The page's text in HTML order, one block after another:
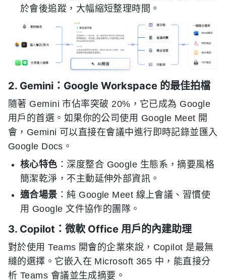
於會後追蹤，大幅縮短整理時間。
2. Gemini：Google Workspace 的最佳拍檔
隨著 Gemini 市佔率突破 20%，它已成為 Google
用戶的首選。如果你的公司使用 Google Meet 開
會，Gemini 可以直接在會議中進行即時記錄並匯入
Google Docs。
核心特色 ：深度整合 Google 生態系，摘要風格
簡潔乾淨，不主動延伸外部資訊。
適合場景 ：純 Google Meet 線上會議、習慣使
用 Google 文件協作的團隊。
3. Copilot：微軟 Office 用戶的內建助理
對於使用 Teams 開會的企業來說，Copilot 是最無
縫的選擇。它嵌入在 Microsoft 365 中，能直接分
析 Teams 會議並生成摘要。